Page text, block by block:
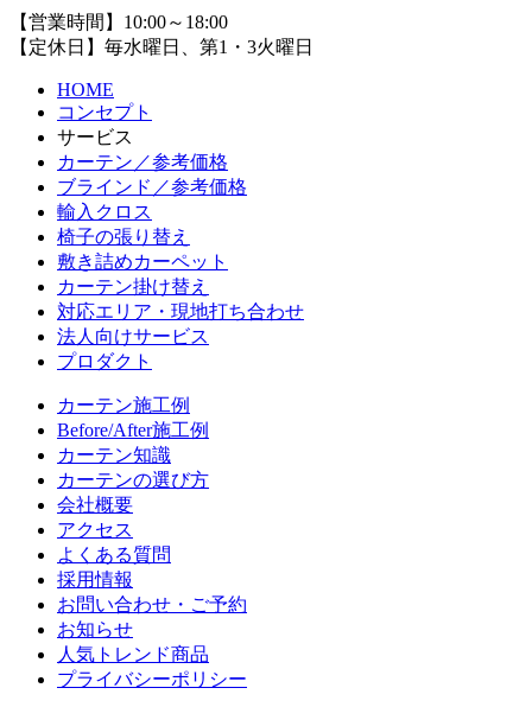
【営業時間】10:00～18:00
【定休日】毎水曜日、第1・3火曜日
HOME
コンセプト
サービス
カーテン／参考価格
ブラインド／参考価格
輸入クロス
椅子の張り替え
敷き詰めカーペット
カーテン掛け替え
対応エリア・現地打ち合わせ
法人向けサービス
プロダクト
カーテン施工例
Before/After施工例
カーテン知識
カーテンの選び方
会社概要
アクセス
よくある質問
採用情報
お問い合わせ・ご予約
お知らせ
人気トレンド商品
プライバシーポリシー